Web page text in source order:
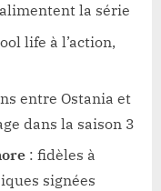
la série
life à l’action,
entre Ostania et
dans la saison 3
: fidèles à
signées